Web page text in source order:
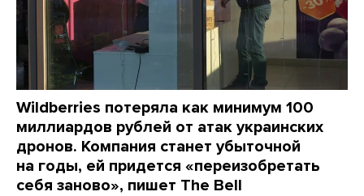
Wildberries потеряла как минимум 100
миллиардов рублей от атак украинских
дронов. Компания станет убыточной
на годы, ей придется «переизобретать
себя заново», пишет The Bell